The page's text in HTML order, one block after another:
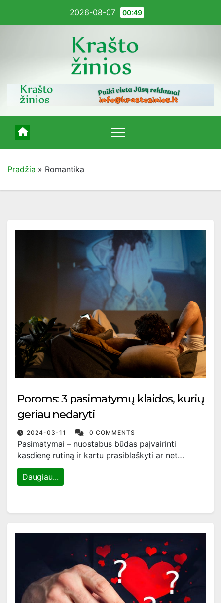
2026-08-07 00:49
Pradžia » Romantika
Poroms: 3 pasimatymų klaidos, kurių
geriau nedaryti
2024-03-11 0 COMMENTS
Pasimatymai – nuostabus būdas paįvairinti
kasdienę rutiną ir kartu prasiblaškyti ar net…
Daugiau...